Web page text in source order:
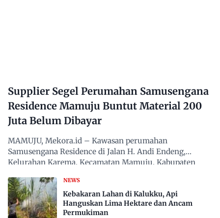
Supplier Segel Perumahan Samusengana
Residence Mamuju Buntut Material 200
Juta Belum Dibayar
MAMUJU, Mekora.id – Kawasan perumahan
Samusengana Residence di Jalan H. Andi Endeng,
Kelurahan Karema, Kecamatan Mamuju, Kabupaten
NEWS
Kebakaran Lahan di Kalukku, Api
Hanguskan Lima Hektare dan Ancam
Permukiman